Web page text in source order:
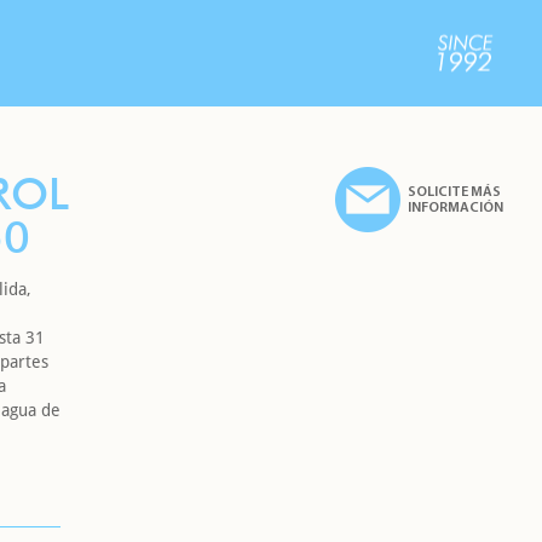
31
de
SOLICITE MÁS
INFORMACIÓN